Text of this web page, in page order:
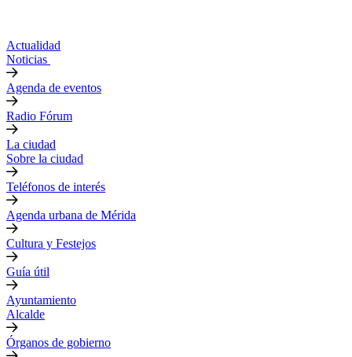
Actualidad
Noticias
Agenda de eventos
Radio Fórum
La ciudad
Sobre la ciudad
Teléfonos de interés
Agenda urbana de Mérida
Cultura y Festejos
Guía útil
Ayuntamiento
Alcalde
Órganos de gobierno